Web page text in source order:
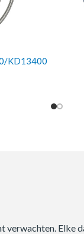
KD13400
verwachten. Elke